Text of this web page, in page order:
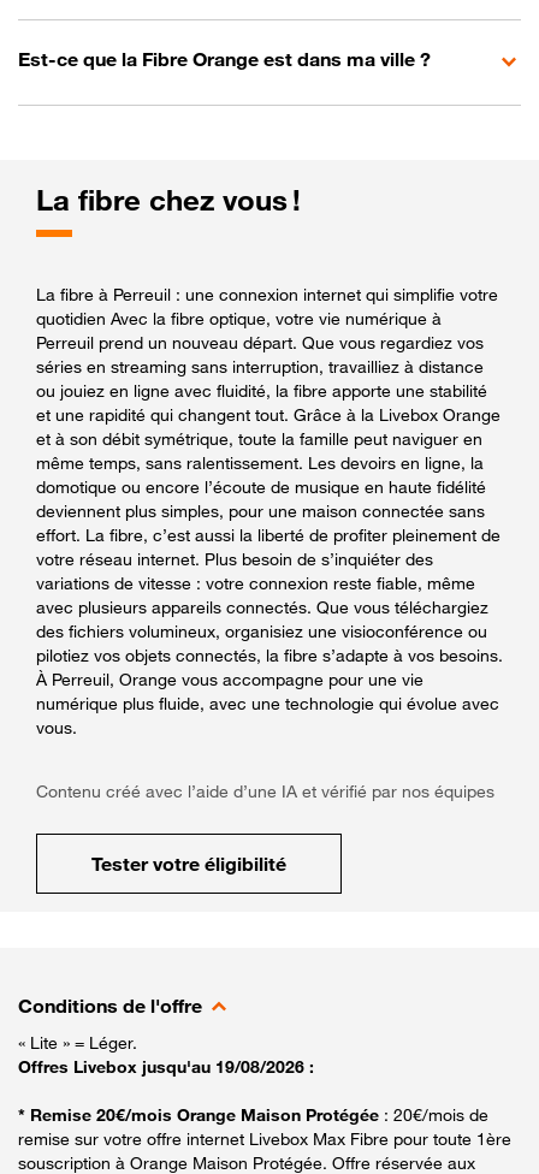
Est-ce que la Fibre Orange est dans ma ville ?
La fibre chez vous !
La fibre à Perreuil : une connexion internet qui simplifie votre
quotidien Avec la fibre optique, votre vie numérique à
Perreuil prend un nouveau départ. Que vous regardiez vos
séries en streaming sans interruption, travailliez à distance
ou jouiez en ligne avec fluidité, la fibre apporte une stabilité
et une rapidité qui changent tout. Grâce à la Livebox Orange
et à son débit symétrique, toute la famille peut naviguer en
même temps, sans ralentissement. Les devoirs en ligne, la
domotique ou encore l’écoute de musique en haute fidélité
deviennent plus simples, pour une maison connectée sans
effort. La fibre, c’est aussi la liberté de profiter pleinement de
votre réseau internet. Plus besoin de s’inquiéter des
variations de vitesse : votre connexion reste fiable, même
avec plusieurs appareils connectés. Que vous téléchargiez
des fichiers volumineux, organisiez une visioconférence ou
pilotiez vos objets connectés, la fibre s’adapte à vos besoins.
À Perreuil, Orange vous accompagne pour une vie
numérique plus fluide, avec une technologie qui évolue avec
vous.
Contenu créé avec l’aide d’une IA et vérifié par nos équipes
Tester votre éligibilité
Conditions de l'offre
« Lite » = Léger.
Offres Livebox jusqu'au 19/08/2026 :
* Remise 20€/mois Orange Maison Protégée : 20€/mois de
remise sur votre offre internet Livebox Max Fibre pour toute 1ère
souscription à Orange Maison Protégée. Offre réservée aux